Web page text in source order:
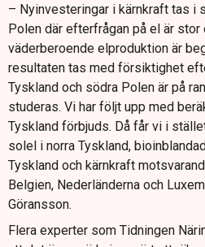
– Nyinvesteringar i kärnkraft tas i
Polen där efterfrågan på el är stor
väderberoende elproduktion är
resultaten tas med försiktighet
Tyskland och södra Polen är på
studeras. Vi har följt upp med
Tyskland förbjuds. Då får vi i
solel i norra Tyskland,
Tyskland och kärnkraft
Belgien, Nederländerna och
Göransson.
Flera experter som Tidningen